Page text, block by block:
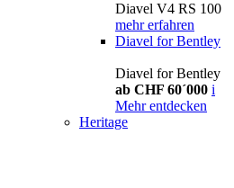
Diavel V4 RS 100
mehr erfahren
Diavel for Bentley
Diavel for Bentley
ab CHF 60´000 i
Mehr entdecken
Heritage